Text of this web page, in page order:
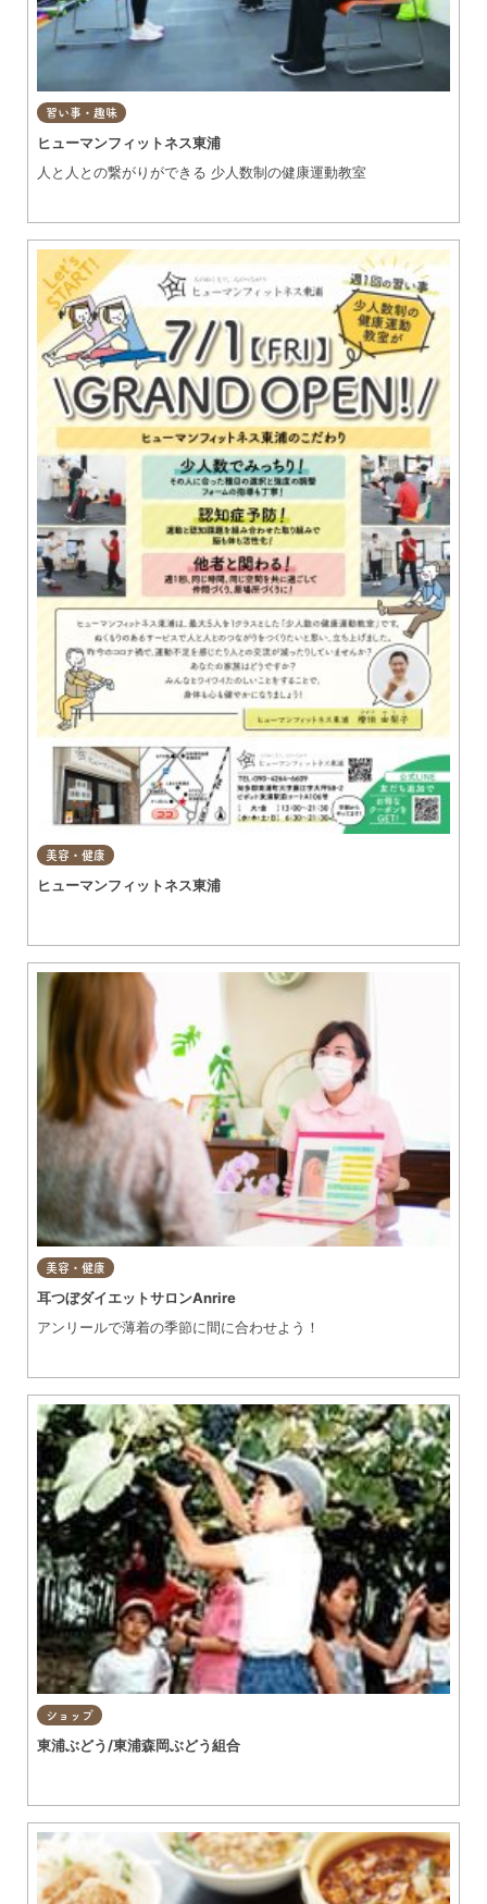
習い事・趣味
ヒューマンフィットネス東浦
人と人との繋がりができる 少人数制の健康運動教室
美容・健康
ヒューマンフィットネス東浦
美容・健康
耳つぼダイエットサロンAnrire
アンリールで薄着の季節に間に合わせよう！
ショップ
東浦ぶどう/東浦森岡ぶどう組合